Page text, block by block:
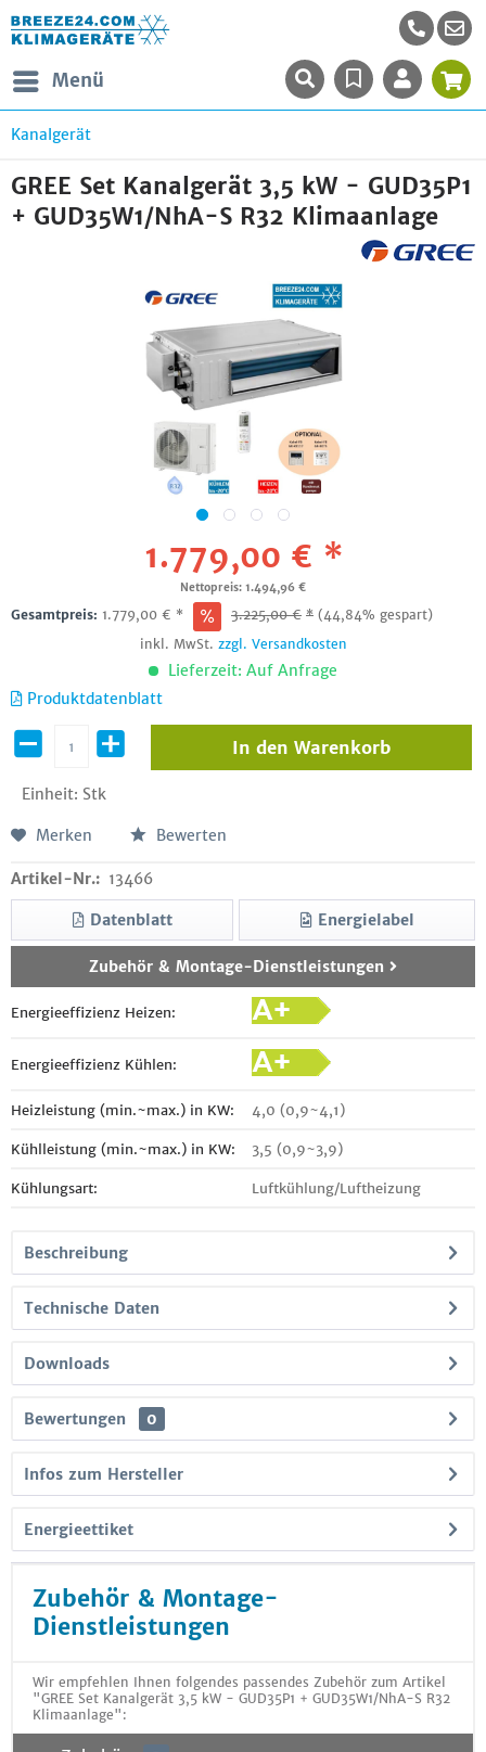
Menü
Kanalgerät
GREE Set Kanalgerät 3,5 kW - GUD35P1
+ GUD35W1/NhA-S R32 Klimaanlage
1.779,00 € *
Nettopreis: 1.494,96 €
Gesamtpreis: 1.779,00 € * 3.225,00€ * (44,84% gespart)
inkl. MwSt. zzgl. Versandkosten
Lieferzeit: Auf Anfrage
Produktdatenblatt
Einheit: Stk
In den Warenkorb
Merken Bewerten
Artikel-Nr.: 13466
Datenblatt Energielabel
Zubehör & Montage-Dienstleistungen
Energieeffizienz Heizen:
Energieeffizienz Kühlen:
Heizleistung (min.~max.) in KW: 4,0 (0,9~4,1)
Kühlleistung (min.~max.) in KW: 3,5 (0,9~3,9)
Kühlungsart: Luftkühlung/Luftheizung
Beschreibung
Technische Daten
Downloads
Bewertungen 0
Infos zum Hersteller
Energieettiket
Zubehör & Montage-
Dienstleistungen
Wir empfehlen Ihnen folgendes passendes Zubehör zum Artikel
"GREE Set Kanalgerät 3,5 kW - GUD35P1 + GUD35W1/NhA-S R32
Klimaanlage":